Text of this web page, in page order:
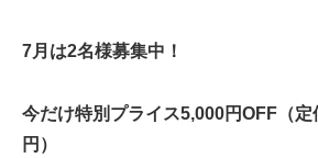
7月は2名様募集中！
今だけ特別プライス5,000円OFF（
円）